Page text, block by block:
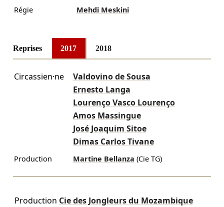
Régie
Mehdi Meskini
Reprises 2017 2018
Circassien·ne
Valdovino de Sousa
Ernesto Langa
Lourenço Vasco Lourenço
Amos Massingue
José Joaquim Sitoe
Dimas Carlos Tivane
Production Martine Bellanza (Cie TG)
Production Cie des Jongleurs du Mozambique